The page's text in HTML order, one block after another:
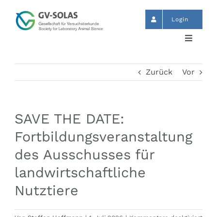
Inhalt
springen
Login
Toggle
Start
GV-SOLAS
Publikationen
Zurück Vor
SAVE THE DATE:
Fortbildungsveranstaltung
des Ausschusses für
landwirtschaftliche
Nutztiere